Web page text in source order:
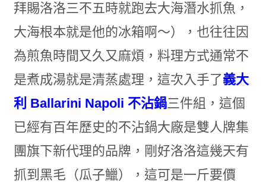
拜賜洛洛三不五時就跑去大海潛水抓魚，
大海根本就是他的冰箱啊～），也往往因
為煎魚時間又久又麻煩，料理方式通常不
是煮成湯就是清蒸處理，這次入手了義大
利 Ballarini Napoli 不沾鍋三件組，這個
已經有百年歷史的不沾鍋大廠是雙人牌集
團旗下新代理的品牌，剛好洛洛這幾天有
抓到黑毛（瓜子鱲），這可是一斤要價